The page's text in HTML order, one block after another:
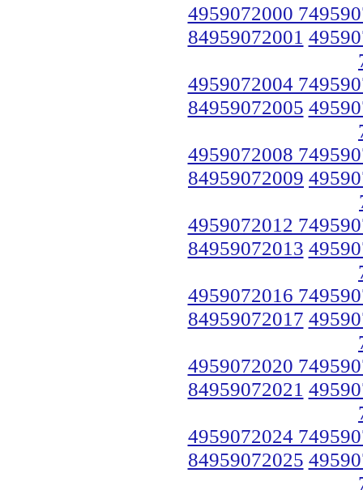
4959072000
84959072001
4959072004
84959072005
4959072008
84959072009
4959072012
84959072013
4959072016
84959072017
4959072020
84959072021
4959072024
84959072025